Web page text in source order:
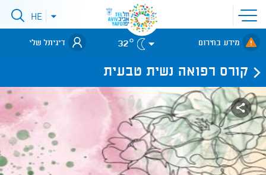
פתיחת
תפריט
אתר
לאתר עיריית
תל-אביב
פתיחתHE
מידע בחירום 32° דיגיתל שלי
קורס רפואה נשית טבעית